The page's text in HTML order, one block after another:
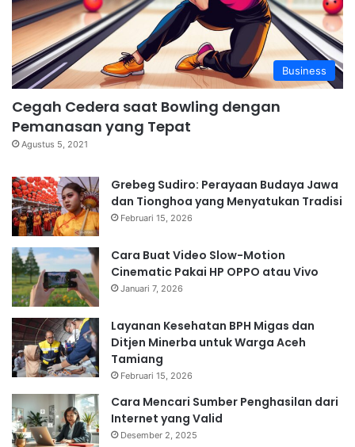
Business
Cegah Cedera saat Bowling dengan
Pemanasan yang Tepat
Agustus 5, 2021
Grebeg Sudiro: Perayaan Budaya Jawa
dan Tionghoa yang Menyatukan Tradisi
Februari 15, 2026
Cara Buat Video Slow-Motion
Cinematic Pakai HP OPPO atau Vivo
Januari 7, 2026
Layanan Kesehatan BPH Migas dan
Ditjen Minerba untuk Warga Aceh
Tamiang
Februari 15, 2026
Cara Mencari Sumber Penghasilan dari
Internet yang Valid
Desember 2, 2025